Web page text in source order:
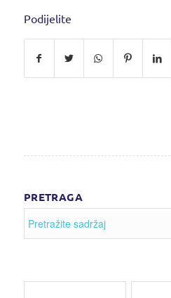
Podijelite
PRETRAGA